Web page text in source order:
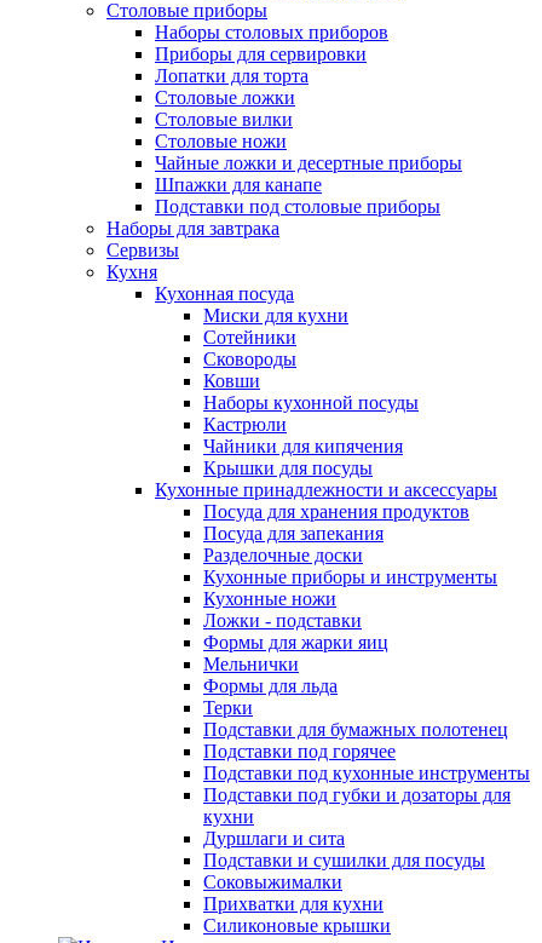
Столовые приборы
Наборы столовых приборов
Приборы для сервировки
Лопатки для торта
Столовые ложки
Столовые вилки
Столовые ножи
Чайные ложки и десертные приборы
Шпажки для канапе
Подставки под столовые приборы
Наборы для завтрака
Сервизы
Кухня
Кухонная посуда
Миски для кухни
Сотейники
Сковороды
Ковши
Наборы кухонной посуды
Кастрюли
Чайники для кипячения
Крышки для посуды
Кухонные принадлежности и аксессуары
Посуда для хранения продуктов
Посуда для запекания
Разделочные доски
Кухонные приборы и инструменты
Кухонные ножи
Ложки - подставки
Формы для жарки яиц
Мельнички
Формы для льда
Терки
Подставки для бумажных полотенец
Подставки под горячее
Подставки под кухонные инструменты
Подставки под губки и дозаторы для
кухни
Дуршлаги и сита
Подставки и сушилки для посуды
Соковыжималки
Прихватки для кухни
Силиконовые крышки